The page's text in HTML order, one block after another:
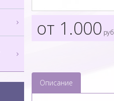
от 1.000 руб
Описание